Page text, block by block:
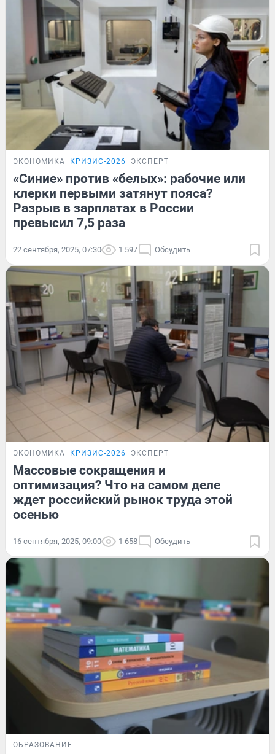
ЭКОНОМИКА КРИЗИС-2026 ЭКСПЕРТ
«Синие» против «белых»: рабочие или
клерки первыми затянут пояса?
Разрыв в зарплатах в России
превысил 7,5 раза
22 сентября, 2025, 07:30 1 597 Обсудить
ЭКОНОМИКА КРИЗИС-2026 ЭКСПЕРТ
Массовые сокращения и
оптимизация? Что на самом деле
ждет российский рынок труда этой
осенью
16 сентября, 2025, 09:00 1 658 Обсудить
ОБРАЗОВАНИЕ